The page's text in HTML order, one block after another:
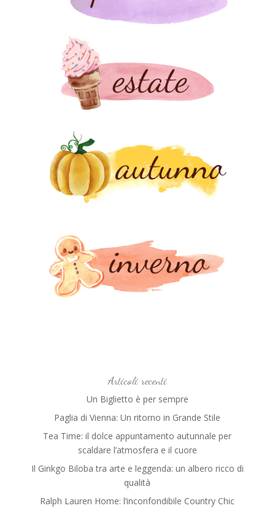
Articoli recenti
Un Biglietto è per sempre
Paglia di Vienna: Un ritorno in Grande Stile
Tea Time: il dolce appuntamento autunnale per
scaldare l’atmosfera e il cuore
Il Ginkgo Biloba tra arte e leggenda: un albero ricco di
qualità
Ralph Lauren Home: l’inconfondibile Country Chic